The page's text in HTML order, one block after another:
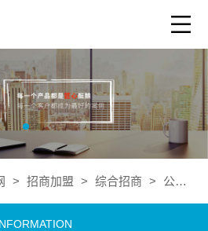
> 招商加盟 > 综合招商 > 公司产品